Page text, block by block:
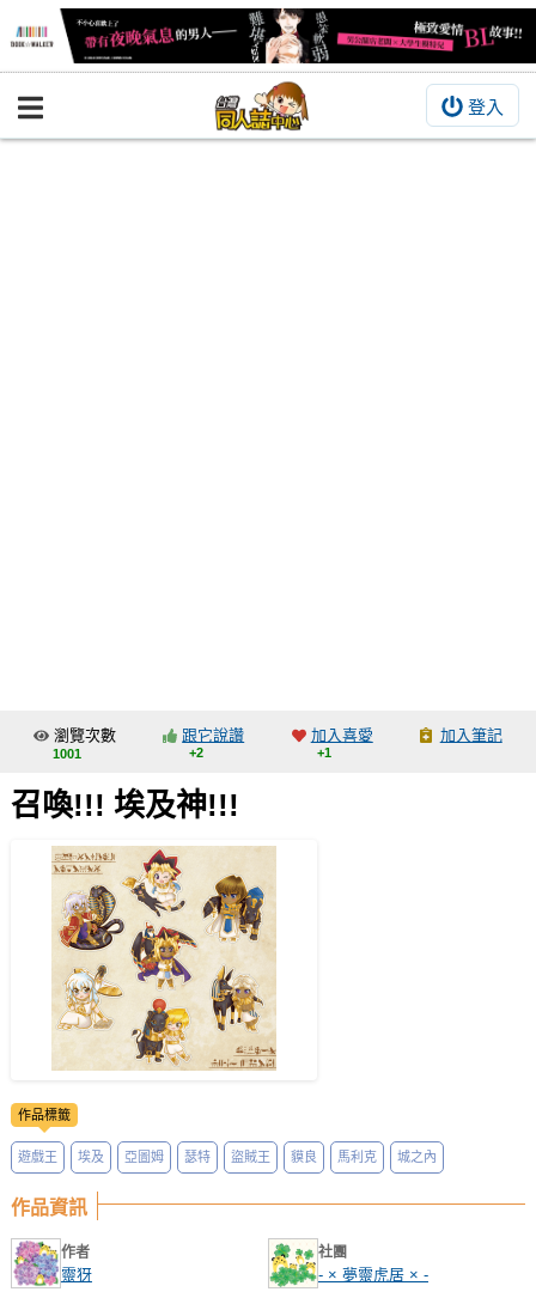
登入
BOOKY書集倉庫
交流中心
攤位轉讓區
會員中心
註冊會員
登入
瀏覽次數
1001
跟它說讚
+2
加入喜愛
+1
加入筆記
召喚!!! 埃及神!!!
作品標籤
遊戲王 埃及 亞圖姆 瑟特 盜賊王 貘良 馬利克 城之內
作品資訊
作者
靈犽
社團
- × 夢靈虎居 × -